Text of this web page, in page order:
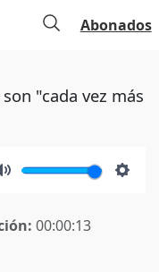
Abonados
"cada vez más
00:00:13